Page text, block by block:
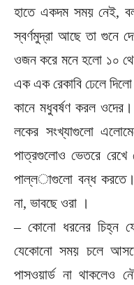
হাতে একদম সময় নেই,
স্বর্ণমুদ্রা আছে তা গুনে
ওজন করে মনে হলো ১০
এক এক রেকাবি ঢেলে দিলো
কানে মধুবর্ষণ করল
লকের সংখ্যাগুলো
পাত্রগুলোও ভেতরে রেখে
পাল্ল­াগুলো বন্ধ
না, ভাবছে ওরা ।
– কোনো ধরনের চিহ্ন
যেকোনো সময় চলে
পাসওয়ার্ড না থাকলেও